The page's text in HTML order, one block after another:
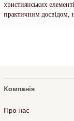
християнських
практичним досвідом,
Компанія
Про нас